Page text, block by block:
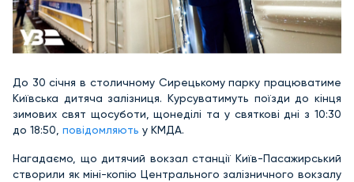
До 30 січня в столичному Сирецькому парку працюватиме
Київська дитяча залізниця. Курсуватимуть поїзди до кінця
зимових свят щосуботи, щонеділі та у святкові дні з 10:30
до 18:50, повідомляють у КМДА.
Нагадаємо, що дитячий вокзал станції Київ-Пасажирський
створили як міні-копію Центрального залізничного вокзалу